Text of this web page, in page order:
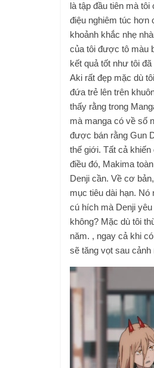
là tập đầu tiên mà
điệu nghiêm túc hơn
khoảnh khắc nhẹ
của tôi được tô màu
kết quả tốt như tôi
Aki rất đẹp mặc dù
đứa trẻ lên trên
thấy rằng trong
mà manga có về số
được bán rằng Gun
thế giới. Tất cả
điều đó, Makima
Denji cần. Về cơ
mục tiêu dài hạn.
cú hích mà Denji
không? Mặc dù tôi
năm. , ngay cả khi
sẽ tăng vọt sau